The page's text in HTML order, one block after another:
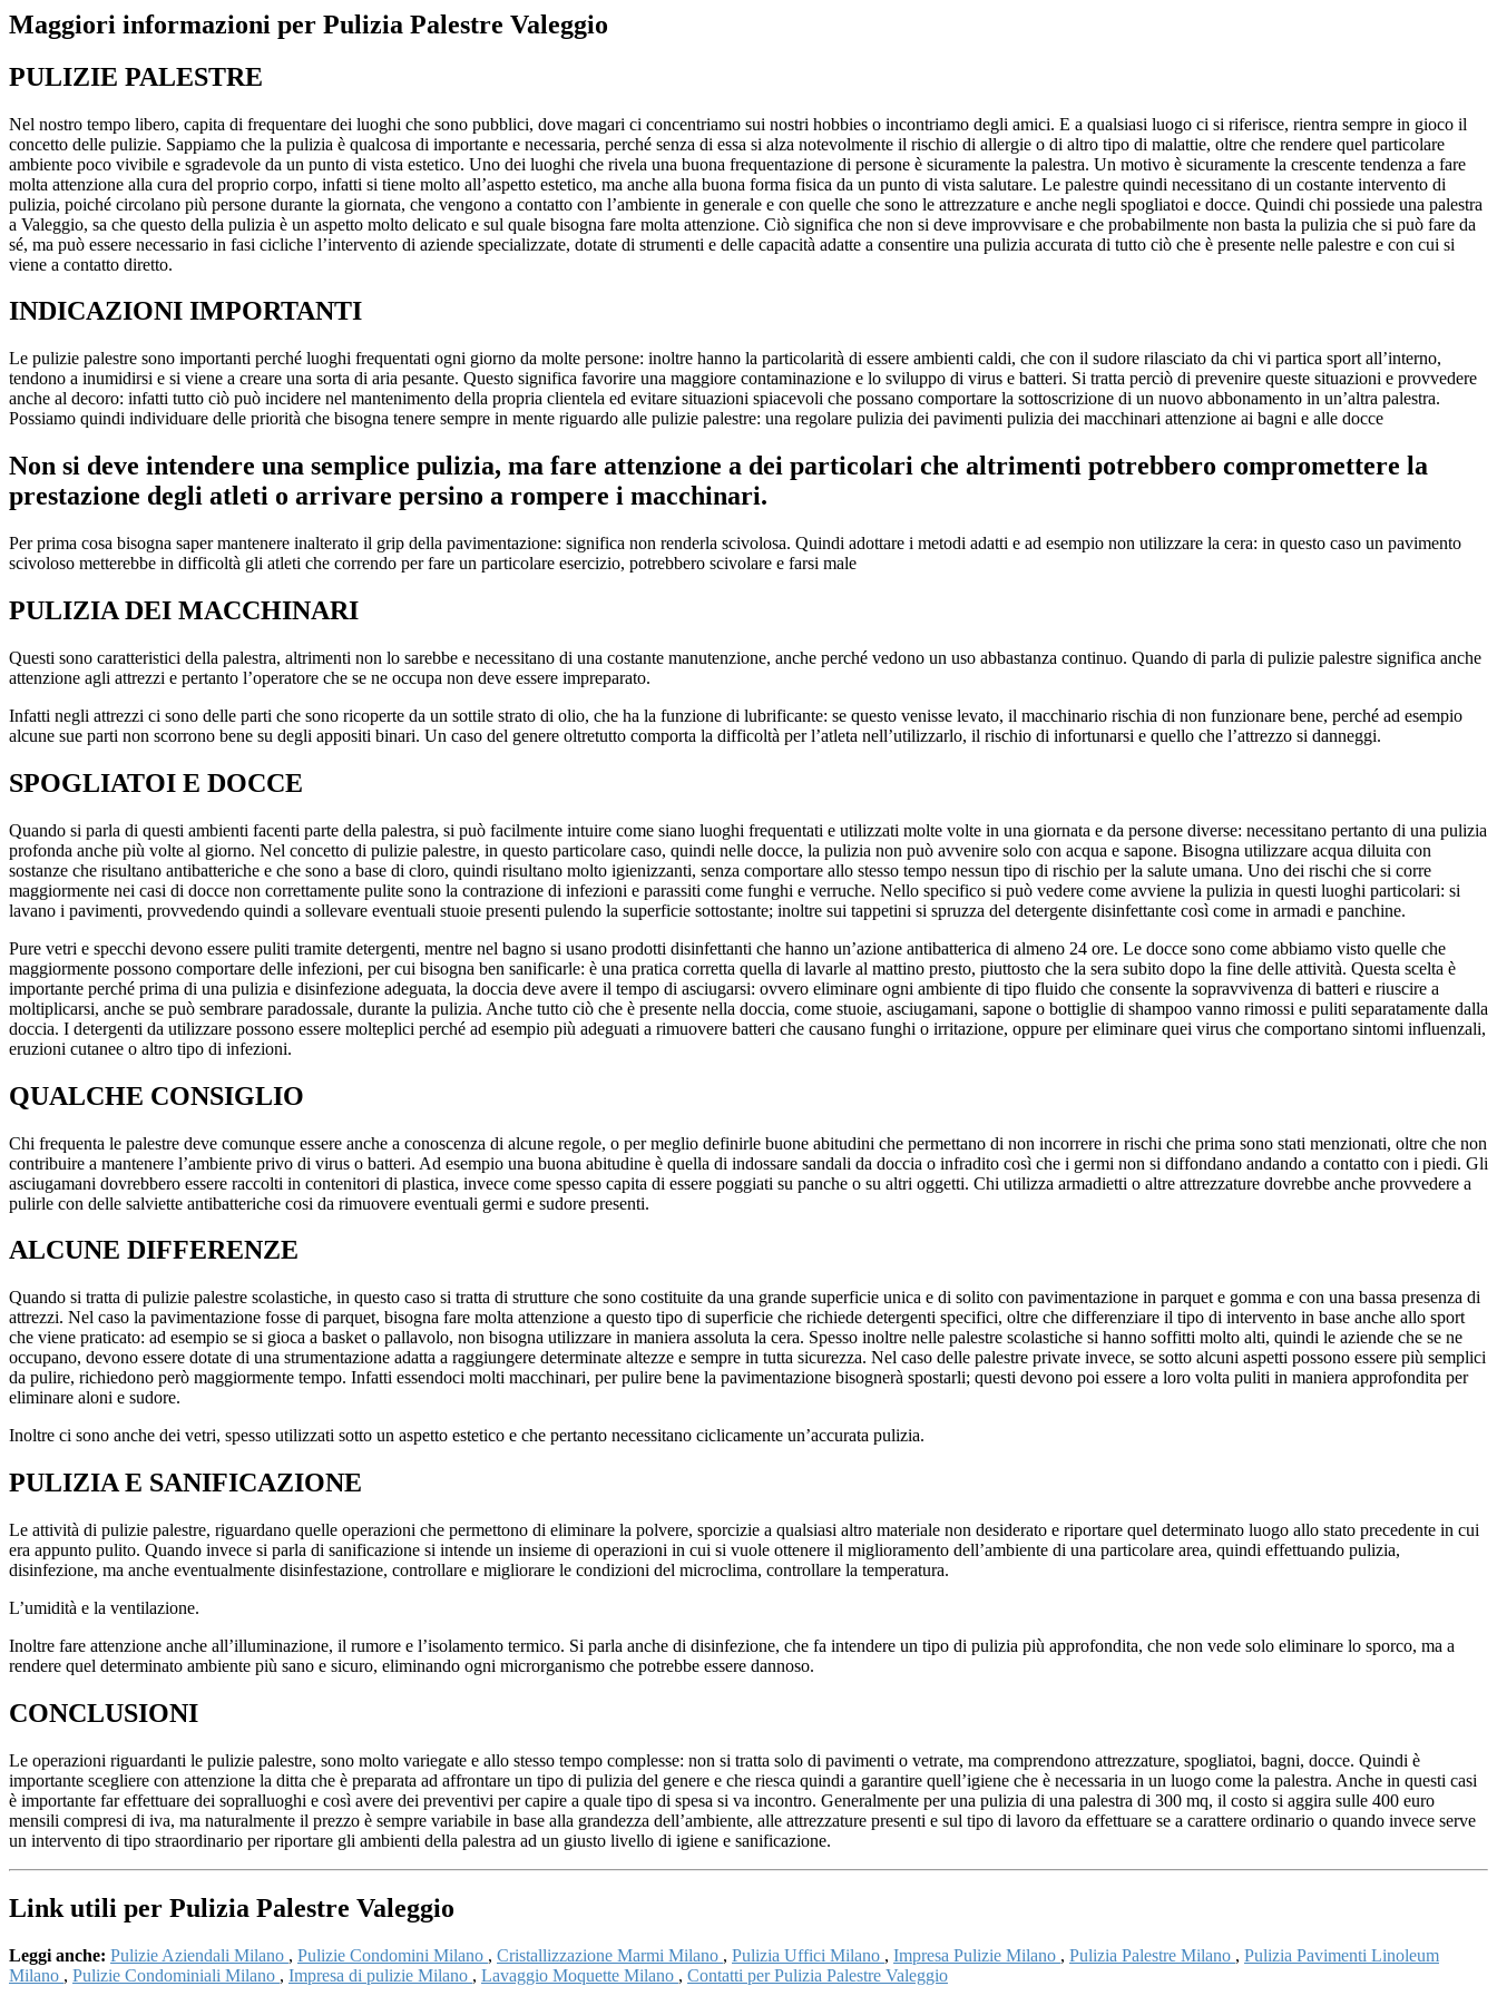
Maggiori informazioni per Pulizia Palestre Valeggio
PULIZIE PALESTRE
Nel nostro tempo libero, capita di frequentare dei luoghi che sono pubblici, dove magari ci concentriamo sui nostri hobbies o incontriamo degli amici. E a qualsiasi luogo ci si riferisce, rientra sempre in gioco il
concetto delle pulizie. Sappiamo che la pulizia è qualcosa di importante e necessaria, perché senza di essa si alza notevolmente il rischio di allergie o di altro tipo di malattie, oltre che rendere quel particolare
ambiente poco vivibile e sgradevole da un punto di vista estetico. Uno dei luoghi che rivela una buona frequentazione di persone è sicuramente la palestra. Un motivo è sicuramente la crescente tendenza a fare
molta attenzione alla cura del proprio corpo, infatti si tiene molto all’aspetto estetico, ma anche alla buona forma fisica da un punto di vista salutare. Le palestre quindi necessitano di un costante intervento di
pulizia, poiché circolano più persone durante la giornata, che vengono a contatto con l’ambiente in generale e con quelle che sono le attrezzature e anche negli spogliatoi e docce. Quindi chi possiede una palestra
a Valeggio, sa che questo della pulizia è un aspetto molto delicato e sul quale bisogna fare molta attenzione. Ciò significa che non si deve improvvisare e che probabilmente non basta la pulizia che si può fare da
sé, ma può essere necessario in fasi cicliche l’intervento di aziende specializzate, dotate di strumenti e delle capacità adatte a consentire una pulizia accurata di tutto ciò che è presente nelle palestre e con cui si
viene a contatto diretto.
INDICAZIONI IMPORTANTI
Le pulizie palestre sono importanti perché luoghi frequentati ogni giorno da molte persone: inoltre hanno la particolarità di essere ambienti caldi, che con il sudore rilasciato da chi vi partica sport all’interno,
tendono a inumidirsi e si viene a creare una sorta di aria pesante. Questo significa favorire una maggiore contaminazione e lo sviluppo di virus e batteri. Si tratta perciò di prevenire queste situazioni e provvedere
anche al decoro: infatti tutto ciò può incidere nel mantenimento della propria clientela ed evitare situazioni spiacevoli che possano comportare la sottoscrizione di un nuovo abbonamento in un’altra palestra.
Possiamo quindi individuare delle priorità che bisogna tenere sempre in mente riguardo alle pulizie palestre: una regolare pulizia dei pavimenti pulizia dei macchinari attenzione ai bagni e alle docce
Non si deve intendere una semplice pulizia, ma fare attenzione a dei particolari che altrimenti potrebbero compromettere la
prestazione degli atleti o arrivare persino a rompere i macchinari.
Per prima cosa bisogna saper mantenere inalterato il grip della pavimentazione: significa non renderla scivolosa. Quindi adottare i metodi adatti e ad esempio non utilizzare la cera: in questo caso un pavimento
scivoloso metterebbe in difficoltà gli atleti che correndo per fare un particolare esercizio, potrebbero scivolare e farsi male
PULIZIA DEI MACCHINARI
Questi sono caratteristici della palestra, altrimenti non lo sarebbe e necessitano di una costante manutenzione, anche perché vedono un uso abbastanza continuo. Quando di parla di pulizie palestre significa anche
attenzione agli attrezzi e pertanto l’operatore che se ne occupa non deve essere impreparato.
Infatti negli attrezzi ci sono delle parti che sono ricoperte da un sottile strato di olio, che ha la funzione di lubrificante: se questo venisse levato, il macchinario rischia di non funzionare bene, perché ad esempio
alcune sue parti non scorrono bene su degli appositi binari. Un caso del genere oltretutto comporta la difficoltà per l’atleta nell’utilizzarlo, il rischio di infortunarsi e quello che l’attrezzo si danneggi.
SPOGLIATOI E DOCCE
Quando si parla di questi ambienti facenti parte della palestra, si può facilmente intuire come siano luoghi frequentati e utilizzati molte volte in una giornata e da persone diverse: necessitano pertanto di una pulizia
profonda anche più volte al giorno. Nel concetto di pulizie palestre, in questo particolare caso, quindi nelle docce, la pulizia non può avvenire solo con acqua e sapone. Bisogna utilizzare acqua diluita con
sostanze che risultano antibatteriche e che sono a base di cloro, quindi risultano molto igienizzanti, senza comportare allo stesso tempo nessun tipo di rischio per la salute umana. Uno dei rischi che si corre
maggiormente nei casi di docce non correttamente pulite sono la contrazione di infezioni e parassiti come funghi e verruche. Nello specifico si può vedere come avviene la pulizia in questi luoghi particolari: si
lavano i pavimenti, provvedendo quindi a sollevare eventuali stuoie presenti pulendo la superficie sottostante; inoltre sui tappetini si spruzza del detergente disinfettante così come in armadi e panchine.
Pure vetri e specchi devono essere puliti tramite detergenti, mentre nel bagno si usano prodotti disinfettanti che hanno un’azione antibatterica di almeno 24 ore. Le docce sono come abbiamo visto quelle che
maggiormente possono comportare delle infezioni, per cui bisogna ben sanificarle: è una pratica corretta quella di lavarle al mattino presto, piuttosto che la sera subito dopo la fine delle attività. Questa scelta è
importante perché prima di una pulizia e disinfezione adeguata, la doccia deve avere il tempo di asciugarsi: ovvero eliminare ogni ambiente di tipo fluido che consente la sopravvivenza di batteri e riuscire a
moltiplicarsi, anche se può sembrare paradossale, durante la pulizia. Anche tutto ciò che è presente nella doccia, come stuoie, asciugamani, sapone o bottiglie di shampoo vanno rimossi e puliti separatamente dalla
doccia. I detergenti da utilizzare possono essere molteplici perché ad esempio più adeguati a rimuovere batteri che causano funghi o irritazione, oppure per eliminare quei virus che comportano sintomi influenzali,
eruzioni cutanee o altro tipo di infezioni.
QUALCHE CONSIGLIO
Chi frequenta le palestre deve comunque essere anche a conoscenza di alcune regole, o per meglio definirle buone abitudini che permettano di non incorrere in rischi che prima sono stati menzionati, oltre che non
contribuire a mantenere l’ambiente privo di virus o batteri. Ad esempio una buona abitudine è quella di indossare sandali da doccia o infradito così che i germi non si diffondano andando a contatto con i piedi. Gli
asciugamani dovrebbero essere raccolti in contenitori di plastica, invece come spesso capita di essere poggiati su panche o su altri oggetti. Chi utilizza armadietti o altre attrezzature dovrebbe anche provvedere a
pulirle con delle salviette antibatteriche cosi da rimuovere eventuali germi e sudore presenti.
ALCUNE DIFFERENZE
Quando si tratta di pulizie palestre scolastiche, in questo caso si tratta di strutture che sono costituite da una grande superficie unica e di solito con pavimentazione in parquet e gomma e con una bassa presenza di
attrezzi. Nel caso la pavimentazione fosse di parquet, bisogna fare molta attenzione a questo tipo di superficie che richiede detergenti specifici, oltre che differenziare il tipo di intervento in base anche allo sport
che viene praticato: ad esempio se si gioca a basket o pallavolo, non bisogna utilizzare in maniera assoluta la cera. Spesso inoltre nelle palestre scolastiche si hanno soffitti molto alti, quindi le aziende che se ne
occupano, devono essere dotate di una strumentazione adatta a raggiungere determinate altezze e sempre in tutta sicurezza. Nel caso delle palestre private invece, se sotto alcuni aspetti possono essere più semplici
da pulire, richiedono però maggiormente tempo. Infatti essendoci molti macchinari, per pulire bene la pavimentazione bisognerà spostarli; questi devono poi essere a loro volta puliti in maniera approfondita per
eliminare aloni e sudore.
Inoltre ci sono anche dei vetri, spesso utilizzati sotto un aspetto estetico e che pertanto necessitano ciclicamente un’accurata pulizia.
PULIZIA E SANIFICAZIONE
Le attività di pulizie palestre, riguardano quelle operazioni che permettono di eliminare la polvere, sporcizie a qualsiasi altro materiale non desiderato e riportare quel determinato luogo allo stato precedente in cui
era appunto pulito. Quando invece si parla di sanificazione si intende un insieme di operazioni in cui si vuole ottenere il miglioramento dell’ambiente di una particolare area, quindi effettuando pulizia,
disinfezione, ma anche eventualmente disinfestazione, controllare e migliorare le condizioni del microclima, controllare la temperatura.
L’umidità e la ventilazione.
Inoltre fare attenzione anche all’illuminazione, il rumore e l’isolamento termico. Si parla anche di disinfezione, che fa intendere un tipo di pulizia più approfondita, che non vede solo eliminare lo sporco, ma a
rendere quel determinato ambiente più sano e sicuro, eliminando ogni microrganismo che potrebbe essere dannoso.
CONCLUSIONI
Le operazioni riguardanti le pulizie palestre, sono molto variegate e allo stesso tempo complesse: non si tratta solo di pavimenti o vetrate, ma comprendono attrezzature, spogliatoi, bagni, docce. Quindi è
importante scegliere con attenzione la ditta che è preparata ad affrontare un tipo di pulizia del genere e che riesca quindi a garantire quell’igiene che è necessaria in un luogo come la palestra. Anche in questi casi
è importante far effettuare dei sopralluoghi e così avere dei preventivi per capire a quale tipo di spesa si va incontro. Generalmente per una pulizia di una palestra di 300 mq, il costo si aggira sulle 400 euro
mensili compresi di iva, ma naturalmente il prezzo è sempre variabile in base alla grandezza dell’ambiente, alle attrezzature presenti e sul tipo di lavoro da effettuare se a carattere ordinario o quando invece serve
un intervento di tipo straordinario per riportare gli ambienti della palestra ad un giusto livello di igiene e sanificazione.
Link utili per Pulizia Palestre Valeggio
Leggi anche: Pulizie Aziendali Milano , Pulizie Condomini Milano , Cristallizzazione Marmi Milano , Pulizia Uffici Milano , Impresa Pulizie Milano , Pulizia Palestre Milano , Pulizia Pavimenti Linoleum
Milano , Pulizie Condominiali Milano , Impresa di pulizie Milano , Lavaggio Moquette Milano , Contatti per Pulizia Palestre Valeggio